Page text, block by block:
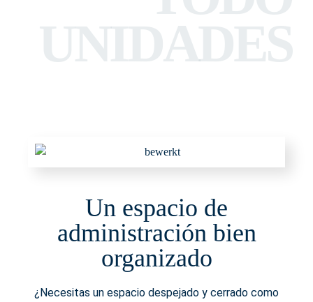
UNIDADES
Un espacio de
administración bien
organizado
¿Necesitas un espacio despejado y cerrado como